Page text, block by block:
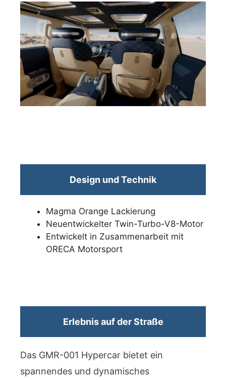
Design und Technik
Magma Orange Lackierung
Neuentwickelter Twin-Turbo-V8-Motor
Entwickelt in Zusammenarbeit mit
ORECA Motorsport
Erlebnis auf der Straße
Das GMR-001 Hypercar bietet ein
spannendes und dynamisches